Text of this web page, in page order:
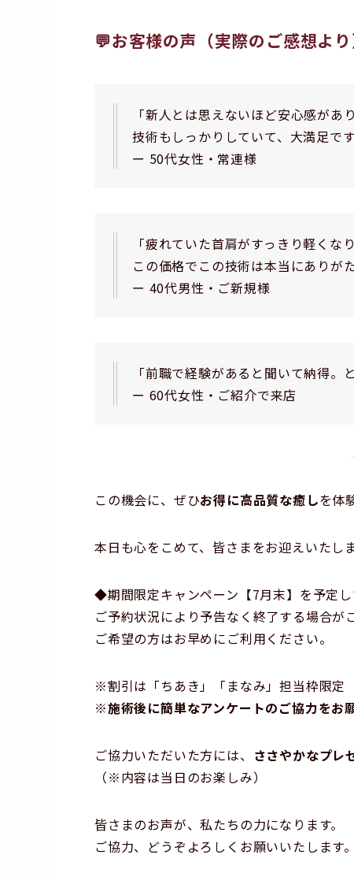
💬お客様の声（実際のご感想より
「新人とは思えないほど安心感があ
技術もしっかりしていて、大満足です
ー 50代女性・常連様
「疲れていた首肩がすっきり軽くな
この価格でこの技術は本当にありが
ー 40代男性・ご新規様
「前職で経験があると聞いて納得。
ー 60代女性・ご紹介で来店
この機会に、ぜひお得に高品質な癒しを体
本日も心をこめて、皆さまをお迎えいたしま
◆期間限定キャンペーン【7月末】を予定し
ご予約状況により予告なく終了する場合が
ご希望の方はお早めにご利用ください。
※割引は「ちあき」「まなみ」担当枠限定
※施術後に簡単なアンケートのご協力をお
ご協力いただいた方には、 ささやかなプレ
（※内容は当日のお楽しみ）
皆さまのお声が、私たちの力になります。
ご協力、どうぞよろしくお願いいたします。